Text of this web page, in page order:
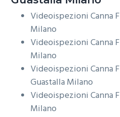
Videoispezioni Canna
Milano
Videoispezioni Canna
Milano
Videoispezioni Canna
Guastalla Milano
Videoispezioni Canna
Milano